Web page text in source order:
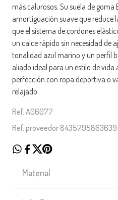
más calurosos. Su suela de
amortiguación suave que reduce
que el sistema de cordones
un calce rápido sin necesidad de
tonalidad azul marino y un perfil
aliado ideal para un estilo de
perfección con ropa deportiva o
relajado.
Ref. A06077
Ref. proveedor 8435795863639
Material